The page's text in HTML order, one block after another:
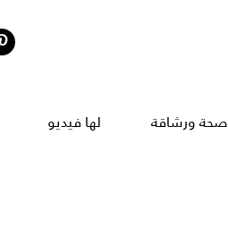
صحة ورشاقة لها فيديو